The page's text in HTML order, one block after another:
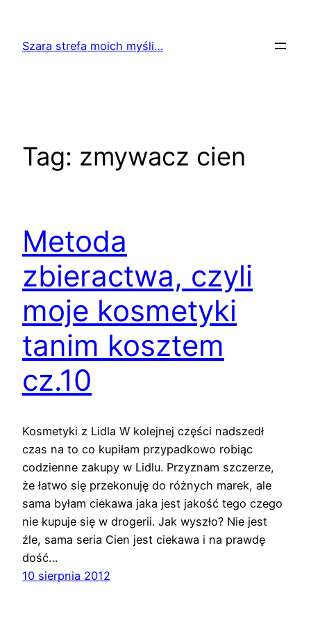
treściSzara strefa moich myśli…
Tag: zmywacz cien
Metoda
zbieractwa, czyli
moje kosmetyki
tanim kosztem
cz.10
Kosmetyki z Lidla W kolejnej części nadszedł
czas na to co kupiłam przypadkowo robiąc
codzienne zakupy w Lidlu. Przyznam szczerze,
że łatwo się przekonuję do różnych marek, ale
sama byłam ciekawa jaka jest jakość tego czego
nie kupuje się w drogerii. Jak wyszło? Nie jest
źle, sama seria Cien jest ciekawa i na prawdę
dość…
10 sierpnia 2012